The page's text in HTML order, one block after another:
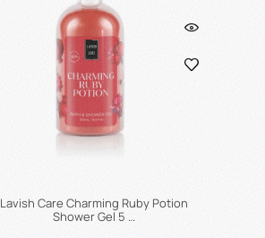
Lavish Care Charming Ruby Potion
Shower Gel 5 …